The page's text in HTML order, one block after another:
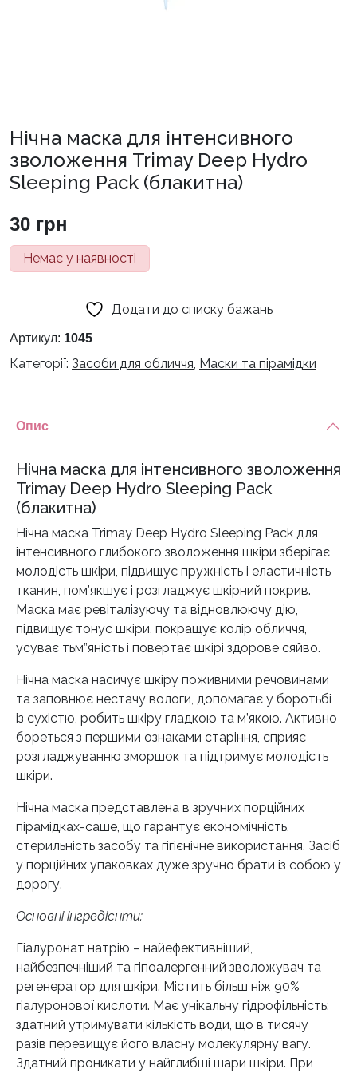
Нічна маска для інтенсивного
зволоження Trimay Deep Hydro
Sleeping Pack (блакитна)
30 грн
Немає у наявності
Додати до списку бажань
Артикул: 1045
Категорії: Засоби для обличчя, Маски та пірамідки
Опис
Нічна маска для інтенсивного зволоження
Trimay Deep Hydro Sleeping Pack
(блакитна)
Нічна маска Trimay Deep Hydro Sleeping Pack для
інтенсивного глибокого зволоження шкіри зберігає
молодість шкіри, підвищує пружність і еластичність
тканин, пом’якшує і розгладжує шкірний покрив.
Маска має ревіталізуючу та відновлюючу дію,
підвищує тонус шкіри, покращує колір обличчя,
усуває тьм”яність і повертає шкірі здорове сяйво.
Нічна маска насичує шкіру поживними речовинами
та заповнює нестачу вологи, допомагає у боротьбі
із сухістю, робить шкіру гладкою та м’якою. Активно
бореться з першими ознаками старіння, сприяє
розгладжуванню зморшок та підтримує молодість
шкіри.
Нічна маска представлена ​​в зручних порційних
пірамідках-саше, що гарантує економічність,
стерильність засобу та гігієнічне використання. Засіб
у порційних упаковках дуже зручно брати із собою у
дорогу.
Основні інгредієнти:
Гіалуронат натрію – найефективніший,
найбезпечніший та гіпоалергенний зволожувач та
регенератор для шкіри. Містить більш ніж 90%
гіалуронової кислоти. Має унікальну гідрофільність:
здатний утримувати кількість води, що в тисячу
разів перевищує його власну молекулярну вагу.
Здатний проникати у найглибші шари шкіри. При